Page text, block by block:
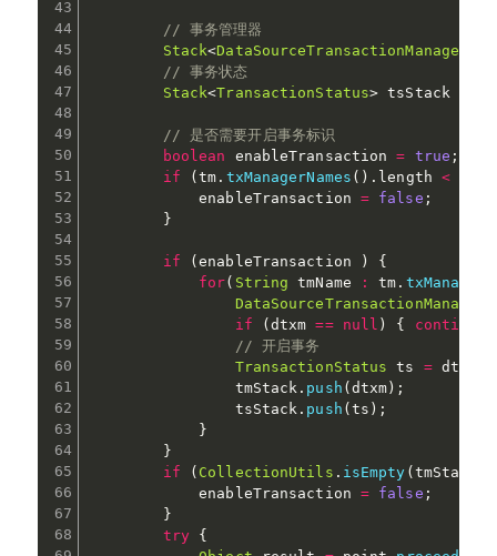
// 事务管理器
Stack<DataSourceTransactionManager
// 事务状态
Stack<TransactionStatus> tsStack
// 是否需要开启事务标识
boolean enableTransaction = true ;
if
(tm . txManagerNames ( ) . length <
            enableTransaction
= false ;
}
if (enableTransaction )
{
for( String tmName : tm .
DataSourceTransactionManager
if
( dtxm == null ) { continue
// 开启事务
TransactionStatus ts = dtxm
                tmStack
. push ( dtxm ) ;
                tsStack
. push ( ts ) ;
}
}
if
( CollectionUtils . isEmpty ( tmStack
            enableTransaction
= false ;
}
try {